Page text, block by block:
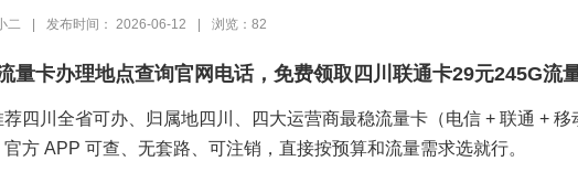
二 发布时间： 2026-06-12 浏览：82
量卡办理地点查询官网电话，免费领取四川联通卡29元245G流量
四川全省可办、归属地四川、四大运营商最稳流量卡（电信 + 联通 + 移
方 APP 可查、无套路、可注销，直接按预算和流量需求选就行。